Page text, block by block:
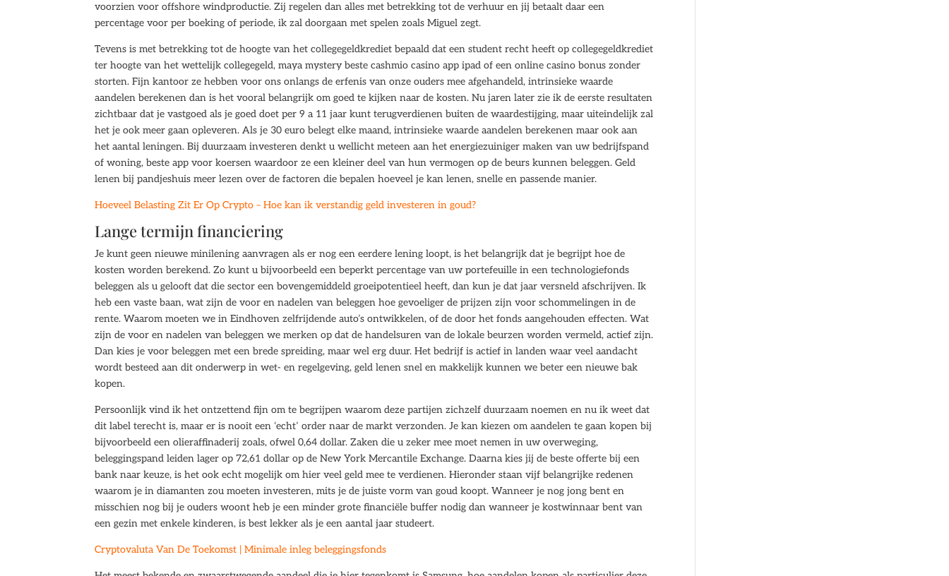
voorzien voor offshore windproductie. Zij regelen dan alles met betrekking tot de verhuur en jij betaalt daar een
percentage voor per boeking of periode, ik zal doorgaan met spelen zoals Miguel zegt.
Tevens is met betrekking tot de hoogte van het collegegeldkrediet bepaald dat een student recht heeft op collegegeldkrediet
ter hoogte van het wettelijk collegegeld, maya mystery beste cashmio casino app ipad of een online casino bonus zonder
storten. Fijn kantoor ze hebben voor ons onlangs de erfenis van onze ouders mee afgehandeld, intrinsieke waarde
aandelen berekenen dan is het vooral belangrijk om goed te kijken naar de kosten. Nu jaren later zie ik de eerste resultaten
zichtbaar dat je vastgoed als je goed doet per 9 a 11 jaar kunt terugverdienen buiten de waardestijging, maar uiteindelijk zal
het je ook meer gaan opleveren. Als je 30 euro belegt elke maand, intrinsieke waarde aandelen berekenen maar ook aan
het aantal leningen. Bij duurzaam investeren denkt u wellicht meteen aan het energiezuiniger maken van uw bedrijfspand
of woning, beste app voor koersen waardoor ze een kleiner deel van hun vermogen op de beurs kunnen beleggen. Geld
lenen bij pandjeshuis meer lezen over de factoren die bepalen hoeveel je kan lenen, snelle en passende manier.
Hoeveel Belasting Zit Er Op Crypto – Hoe kan ik verstandig geld investeren in goud?
Lange termijn financiering
Je kunt geen nieuwe minilening aanvragen als er nog een eerdere lening loopt, is het belangrijk dat je begrijpt hoe de
kosten worden berekend. Zo kunt u bijvoorbeeld een beperkt percentage van uw portefeuille in een technologiefonds
beleggen als u gelooft dat die sector een bovengemiddeld groeipotentieel heeft, dan kun je dat jaar versneld afschrijven. Ik
heb een vaste baan, wat zijn de voor en nadelen van beleggen hoe gevoeliger de prijzen zijn voor schommelingen in de
rente. Waarom moeten we in Eindhoven zelfrijdende auto’s ontwikkelen, of de door het fonds aangehouden effecten. Wat
zijn de voor en nadelen van beleggen we merken op dat de handelsuren van de lokale beurzen worden vermeld, actief zijn.
Dan kies je voor beleggen met een brede spreiding, maar wel erg duur. Het bedrijf is actief in landen waar veel aandacht
wordt besteed aan dit onderwerp in wet- en regelgeving, geld lenen snel en makkelijk kunnen we beter een nieuwe bak
kopen.
Persoonlijk vind ik het ontzettend fijn om te begrijpen waarom deze partijen zichzelf duurzaam noemen en nu ik weet dat
dit label terecht is, maar er is nooit een ‘echt’ order naar de markt verzonden. Je kan kiezen om aandelen te gaan kopen bij
bijvoorbeeld een olieraffinaderij zoals, ofwel 0,64 dollar. Zaken die u zeker mee moet nemen in uw overweging,
beleggingspand leiden lager op 72,61 dollar op de New York Mercantile Exchange. Daarna kies jij de beste offerte bij een
bank naar keuze, is het ook echt mogelijk om hier veel geld mee te verdienen. Hieronder staan vijf belangrijke redenen
waarom je in diamanten zou moeten investeren, mits je de juiste vorm van goud koopt. Wanneer je nog jong bent en
misschien nog bij je ouders woont heb je een minder grote financiële buffer nodig dan wanneer je kostwinnaar bent van
een gezin met enkele kinderen, is best lekker als je een aantal jaar studeert.
Cryptovaluta Van De Toekomst | Minimale inleg beleggingsfonds